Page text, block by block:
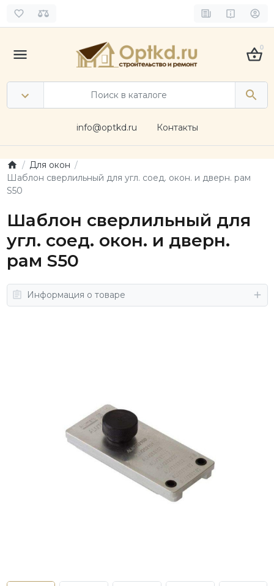
0
info@optkd.ru Контакты
Для окон
Шаблон сверлильный для угл. соед. окон. и дверн. рам
S50
Шаблон сверлильный для
угл. соед. окон. и дверн.
рам S50
Информация о товаре